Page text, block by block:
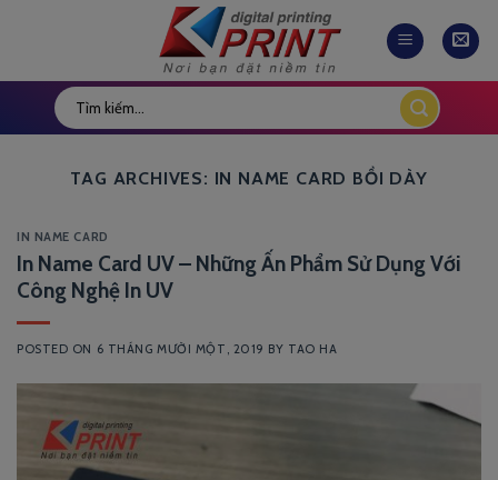
TAG ARCHIVES: IN NAME CARD BỒI DÀY
IN NAME CARD
In Name Card UV – Những Ấn Phẩm Sử Dụng Với
Công Nghệ In UV
POSTED ON 6 THÁNG MƯỜI MỘT, 2019 BY TAO HA